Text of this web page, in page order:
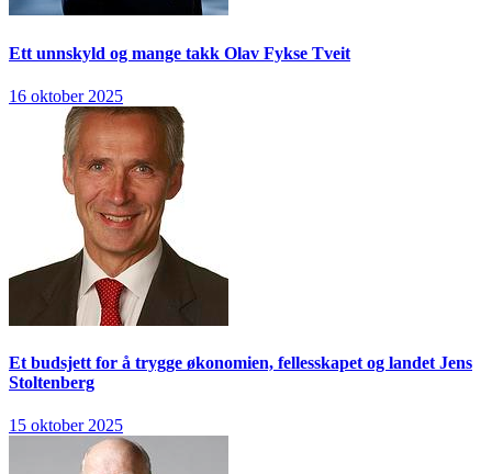
Ett unnskyld og mange takk Olav Fykse Tveit
16 oktober 2025
Et budsjett for å trygge økonomien, fellesskapet og landet Jens
Stoltenberg
15 oktober 2025